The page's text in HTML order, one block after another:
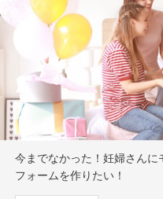
今までなかった！妊婦さん
フォームを作りたい！